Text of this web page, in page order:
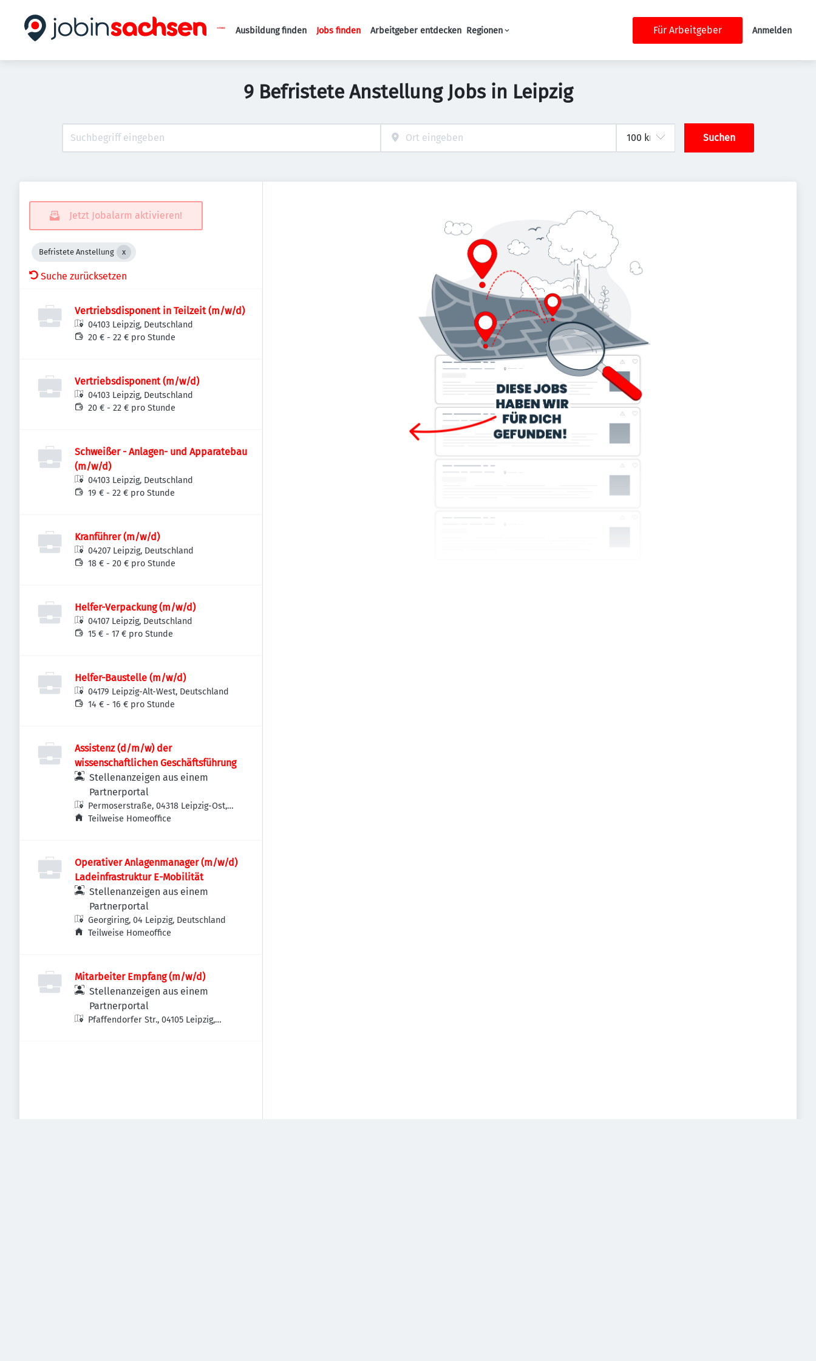
Haupt-Navigation
Ausbildung finden Jobs finden Arbeitgeber entdecken Regionen Für Arbeitgeber Anmelden
9 Befristete Anstellung Jobs in Leipzig
Suchen
Jetzt Jobalarm aktivieren!
Befristete Anstellung
Suche zurücksetzen
Vertriebsdisponent in Teilzeit (m/w/d)
04103 Leipzig, Deutschland
20 € - 22 € pro Stunde
Vertriebsdisponent (m/w/d)
04103 Leipzig, Deutschland
20 € - 22 € pro Stunde
Schweißer - Anlagen- und Apparatebau
(m/w/d)
04103 Leipzig, Deutschland
19 € - 22 € pro Stunde
Kranführer (m/w/d)
04207 Leipzig, Deutschland
18 € - 20 € pro Stunde
Helfer-Verpackung (m/w/d)
04107 Leipzig, Deutschland
15 € - 17 € pro Stunde
Helfer-Baustelle (m/w/d)
04179 Leipzig-Alt-West, Deutschland
14 € - 16 € pro Stunde
Assistenz (d/m/w) der
wissenschaftlichen Geschäftsführung
Stellenanzeigen aus einem
Partnerportal
Permoserstraße, 04318 Leipzig-Ost,
Deutschland
Teilweise Homeoffice
Operativer Anlagenmanager (m/w/d)
Ladeinfrastruktur E-Mobilität
Stellenanzeigen aus einem
Partnerportal
Georgiring, 04 Leipzig, Deutschland
Teilweise Homeoffice
Mitarbeiter Empfang (m/w/d)
Stellenanzeigen aus einem
Partnerportal
Pfaffendorfer Str., 04105 Leipzig,